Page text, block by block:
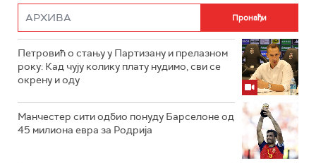
Петровић о стању у Партизану и прелазном
року: Кад чују колику плату нудимо, сви се
окрену и оду
Манчестер сити одбио понуду Барселоне од
45 милиона евра за Родрија